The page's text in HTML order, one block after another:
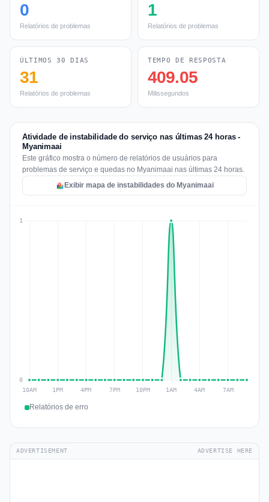
0
Relatórios de problemas
1
Relatórios de problemas
ÚLTIMOS 30 DIAS
31
Relatórios de problemas
TEMPO DE RESPOSTA
409.05
Milissegundos
Atividade de instabilidade do serviço nas últimas 24 horas -
Myanimaai
Este gráfico mostra o número de relatórios de usuários para
problemas de serviço e quedas no Myanimaai nas últimas 24 horas.
Exibir mapa de instabilidades do Myanimaai
Relatórios de erro
ADVERTISEMENT ADVERTISE HERE